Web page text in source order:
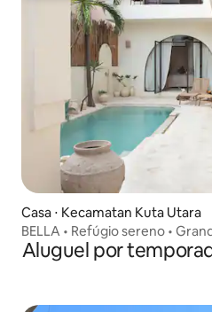
Casa ⋅ Kecamatan Kuta Utara
BELLA • Refúgio sereno •
cinema
Aluguel por